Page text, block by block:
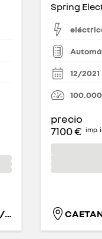
RNO BYMYCAR BARCELONA / ESPLUGAS
12/2021
100.000
precio
7100 € imp.